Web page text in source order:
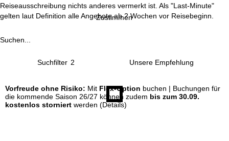
Zustimmen
e
Reiseausschreibung nichts anderes vermerkt ist. Als "Last-Minute"
gelten laut Definition alle Angebote ab 2 Wochen vor Reisebeginn.
Suchen...
Suchfilter 2
Vorfreude ohne Risiko: Mit Flex-Option buchen | Buchungen für
die kommende Saison 26/27 können zudem bis zum 30.09.
kostenlos storniert werden (Details)